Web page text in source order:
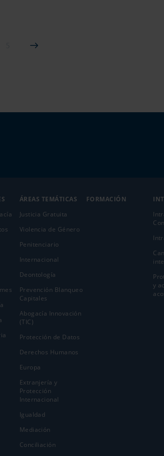
ÁREAS TEMÁTICAS
Justicia Gratuita
Violencia de Género
Penitenciario
Internacional
Deontología
Prevención Blanqueo
Capitales
Abogacía Innovación
(TIC)
Protección de Datos
Derechos Humanos
Europa
Extranjería y
Protección
Internacional
Igualdad
Mediación
Conciliación
FORMACIÓN
y